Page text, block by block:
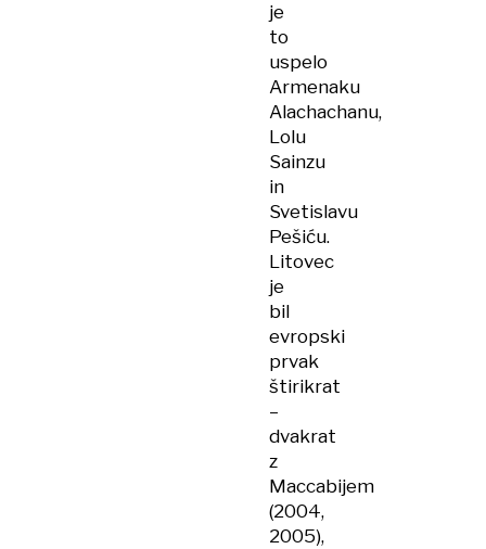
je
to
uspelo
Armenaku
Alachachanu,
Lolu
Sainzu
in
Svetislavu
Pešiću.
Litovec
je
bil
evropski
prvak
štirikrat
–
dvakrat
z
Maccabijem
(2004,
2005),